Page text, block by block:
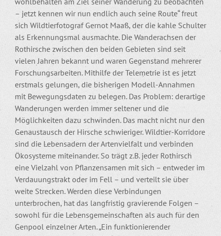
– jetzt kennen wir nun endlich auch seine Route“ freut
sich Wildtierfotograf Gernot Maaß, der die kahle Schulter
als Erkennungsmal ausmachte. Die Wanderachsen der
Rothirsche zwischen den beiden Gebieten sind seit
vielen Jahren bekannt und waren Gegenstand mehrerer
Forschungsarbeiten. Mithilfe der Telemetrie ist es jetzt
erstmals gelungen, die bisherigen Modell-Annahmen
mit Bewegungsdaten zu belegen. Das Problem: derartige
Wanderungen werden immer seltener und die
Möglichkeiten dazu schwinden. Das macht nicht nur den
Genaustausch der Hirsche schwieriger. Wildtier-Korridore
sind die Lebensadern der Artenvielfalt und verbinden
Ökosysteme miteinander. So trägt z.B. jeder Rothirsch
eine Vielzahl von Pflanzensamen mit sich – entweder im
Verdauungstrakt oder im Fell – und verteilt sie über
weite Strecken. Werden diese Verbindungen
unterbrochen, hat das langfristig gravierende Folgen –
sowohl für die Lebensgemeinschaften als auch für den
Genpool einzelner Arten. „Ein funktionierender